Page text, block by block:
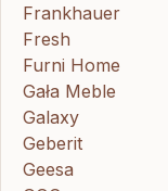
Frankhauer
Fresh
Furni Home
Gała Meble
Galaxy
Geberit
Geesa